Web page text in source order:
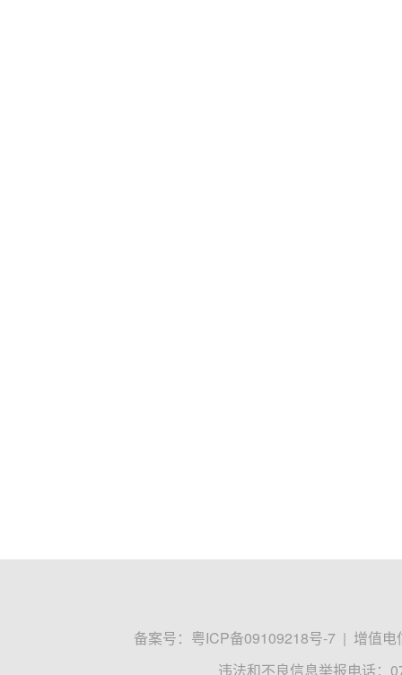
备案号： 粤ICP备09109218号-7 | 增值电
违法和不良信息举报电话：